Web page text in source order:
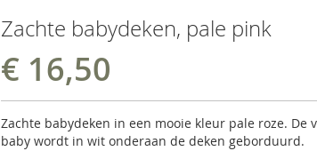
Zachte babydeken, pale pink
€ 16,50
Zachte babydeken in een mooie kleur pale roze. De
baby wordt in wit onderaan de deken geborduurd.